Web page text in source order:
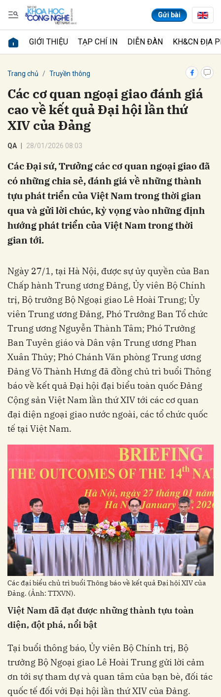
Gửi bài
GIỚI THIỆU TẠP CHÍ IN DIỄN ĐÀN KH&CN ĐỊA
Trang chủ Truyền thông
Các cơ quan ngoại giao đánh giá
cao về kết quả Đại hội lần thứ
XIV của Đảng
QA 28/01/2026 08:03
Các Đại sứ, Trưởng các cơ quan ngoại giao đã
có những chia sẻ, đánh giá về những thành
tựu phát triển của Việt Nam trong thời gian
qua và gửi lời chúc, kỳ vọng vào những định
hướng phát triển của Việt Nam trong thời
gian tới.
Ngày 27/1, tại Hà Nội, được sự ủy quyền của Ban
Chấp hành Trung ương Đảng, Ủy viên Bộ Chính
trị, Bộ trưởng Bộ Ngoại giao Lê Hoài Trung; Ủy
viên Trung ương Đảng, Phó Trưởng Ban Tổ chức
Trung ương Nguyễn Thành Tâm; Phó Trưởng
Ban Tuyên giáo và Dân vận Trung ương Phan
Xuân Thủy; Phó Chánh Văn phòng Trung ương
Đảng Võ Thành Hưng đã đồng chủ trì buổi Thông
báo về kết quả Đại hội đại biểu toàn quốc Đảng
Cộng sản Việt Nam lần thứ XIV tới các cơ quan
đại diện ngoại giao nước ngoài, các tổ chức quốc
tế tại Việt Nam.
Các đại biểu chủ trì buổi Thông báo về kết quả Đại hội XIV của
Đảng. (Ảnh: TTXVN).
Việt Nam đã đạt được những thành tựu toàn
diện, đột phá, nổi bật
Tại buổi thông báo, Ủy viên Bộ Chính trị, Bộ
trưởng Bộ Ngoại giao Lê Hoài Trung gửi lời cảm
ơn tới sự tham dự và quan tâm của bạn bè, đối tác
quốc tế đối với Đại hội lần thứ XIV của Đảng.
Gửi bình luận
Hủy Gửi